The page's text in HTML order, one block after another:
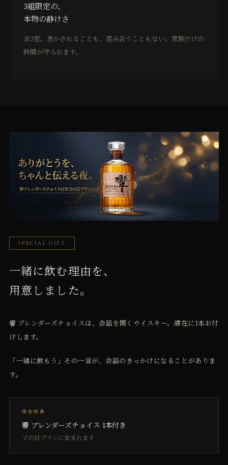
3組限定の、
本物の静けさ
全3室。急かされることも、混み合うこともない。家族だけの
時間が守られます。
SPECIAL GIFT
一緒に飲む理由を、
用意しました。
響 ブレンダーズチョイスは、会話を開くウイスキー。滞在に1本お付
けします。
「一緒に飲もう」その一言が、会話のきっかけになることがありま
す。
滞在特典
響 ブレンダーズチョイス 1本付き
父の日プランに含まれます